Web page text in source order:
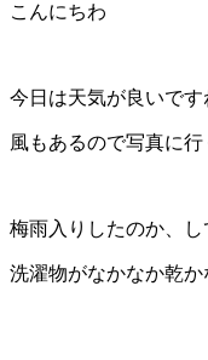
こんにちわ
今日は天気が良いです
風もあるので写真に
梅雨入りしたのか、
洗濯物がなかなか乾